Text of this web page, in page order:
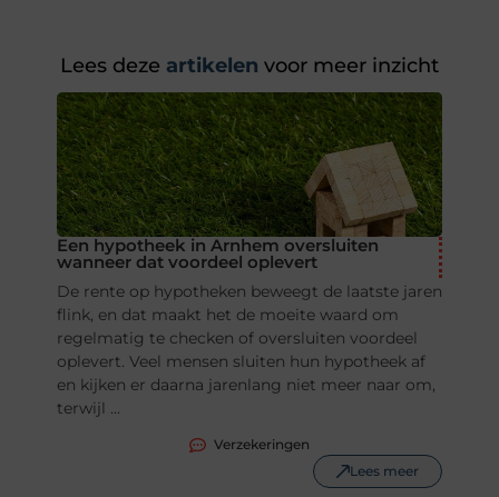
Lees deze artikelen voor meer inzicht
Een hypotheek in Arnhem oversluiten
wanneer dat voordeel oplevert
De rente op hypotheken beweegt de laatste jaren
flink, en dat maakt het de moeite waard om
regelmatig te checken of oversluiten voordeel
oplevert. Veel mensen sluiten hun hypotheek af
en kijken er daarna jarenlang niet meer naar om,
terwijl ...
Verzekeringen
Lees meer